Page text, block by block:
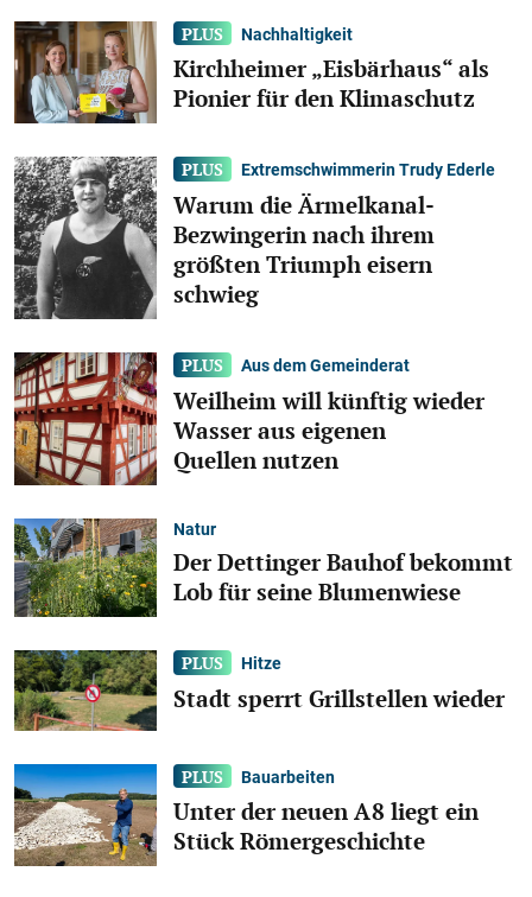
Nachhaltigkeit
Kirchheimer „Eisbärhaus“ als
Pionier für den Klimaschutz
Extremschwimmerin Trudy Ederle
Warum die Ärmelkanal-
Bezwingerin nach ihrem
größten Triumph eisern
schwieg
Aus dem Gemeinderat
Weilheim will künftig wieder
Wasser aus eigenen
Quellen nutzen
Natur
Der Dettinger Bauhof bekommt
Lob für seine Blumenwiese
Hitze
Stadt sperrt Grillstellen wieder
Bauarbeiten
Unter der neuen A 8 liegt ein
Stück Römergeschichte